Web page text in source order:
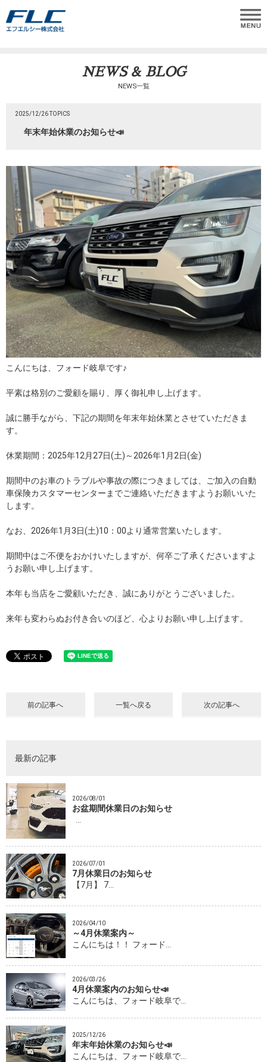
NEWS & BLOG
NEWS一覧
2025/12/26 TOPICS
年末年始休業のお知らせ📣
こんにちは、フォード岐阜です♪
平素は格別のご愛顧を賜り、厚く御礼申し上げます。
誠に勝手ながら、下記の期間を年末年始休業とさせていただきま
す。
休業期間：2025年12月27日(土)～2026年1月2日(金)
期間中のお車のトラブルや事故の際につきましては、ご加入の自動
車保険カスタマーセンターまでご連絡いただきますようお願いいた
します。
なお、2026年1月3日(土)10：00より通常営業いたします。
期間中はご不便をおかけいたしますが、何卒ご了承くださいますよ
うお願い申し上げます。
本年も当店をご愛顧いただき、誠にありがとうございました。
来年も変わらぬお付き合いのほど、心よりお願い申し上げます。
前の記事へ 一覧へ戻る 次の記事へ
最新の記事
2026/08/01
お盆期間休業日のお知らせ
2026/07/01
7月休業日のお知らせ
【7月】 7…
2026/04/10
～4月休業案内～
こんにちは！！ フォード…
2026/03/26
4月休業案内のお知らせ📣
こんにちは、フォード岐阜で…
2025/12/26
年末年始休業のお知らせ📣
こんにちは、フォード岐阜で…